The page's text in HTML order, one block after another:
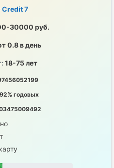
7
30000 руб.
0.8 в день
18-75 лет
годовых